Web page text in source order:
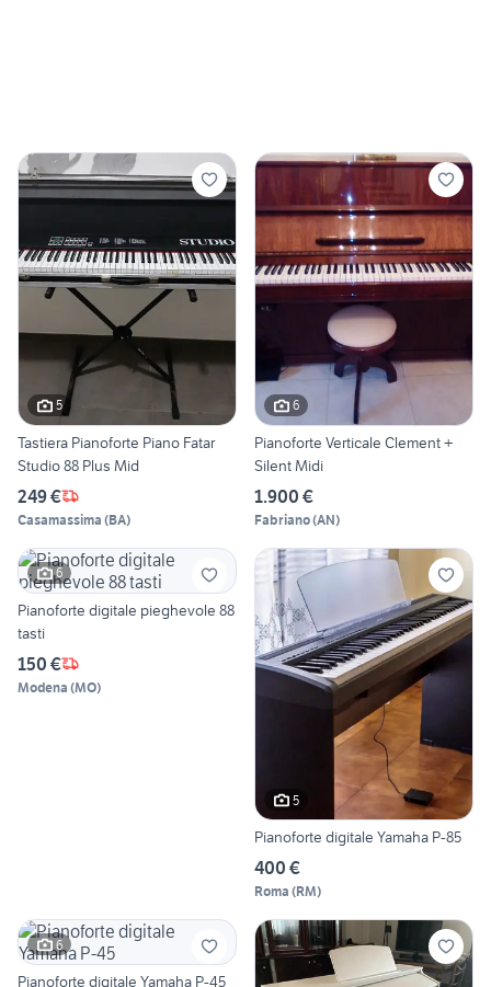
5
Tastiera Pianoforte Piano Fatar
Studio 88 Plus Mid
249 €
Casamassima (BA)
6
Pianoforte Verticale Clement +
Silent Midi
1.900 €
Fabriano(AN)
6
Pianoforte digitale pieghevole 88
tasti
150 €
Modena (MO)
5
Pianoforte digitale Yamaha P-85
400 €
Roma (RM)
6
Pianoforte digitale Yamaha P-45